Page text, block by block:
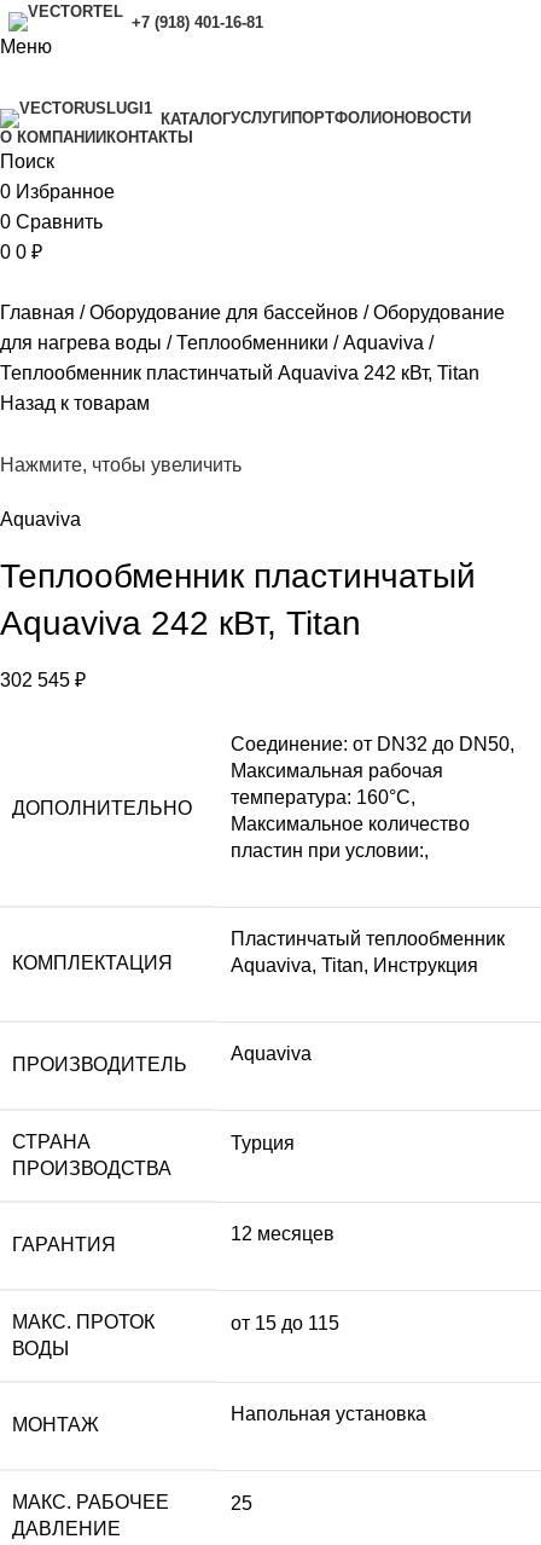
+7 (918) 401-16-81
Меню
КАТАЛОГУСЛУГИ ПОРТФОЛИОНОВОСТИ
O КОМПАНИИ КОНТАКТЫ
Поиск
0 Избранное
0 Сравнить
0 0 ₽
Главная Оборудование для бассейнов
Оборудование
для нагрева воды
Теплообменники
Aquaviva
Теплообменник пластинчатый Aquaviva 242 кВт, Titan
Назад к товарам
Нажмите, чтобы увеличить
Aquaviva
Теплообменник пластинчатый
Aquaviva 242 кВт, Titan
302 545 ₽
ДОПОЛНИТЕЛЬНО
Соединение: от DN32 до DN50,
Максимальная рабочая
температура: 160°C,
Максимальное количество
пластин при условии:,
КОМПЛЕКТАЦИЯ
Пластинчатый теплообменник
Aquaviva, Titan, Инструкция
ПРОИЗВОДИТЕЛЬ
Aquaviva
СТРАНА
ПРОИЗВОДСТВА
Турция
ГАРАНТИЯ
12 месяцев
МАКС. ПРОТОК
ВОДЫ
от 15 до 115
МОНТАЖ
Напольная установка
МАКС. РАБОЧЕЕ
ДАВЛЕНИЕ
25